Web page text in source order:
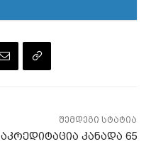
შემდეგი სტატია
აკრედიტაცია კანადა 65